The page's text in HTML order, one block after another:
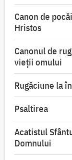
Canon de
Hristos
Canonul de
vieții omului
Rugăciune la
Psaltirea
Acatistul
Domnului